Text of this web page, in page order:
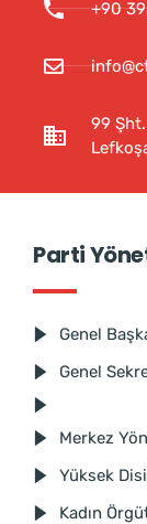
+90
99
Parti
Genel
Genel
Merkez
Yüksek
Kadın